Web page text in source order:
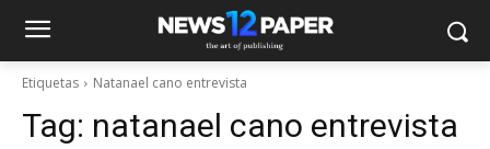
Etiquetas Natanael cano entrevista
Tag: natanael cano entrevista